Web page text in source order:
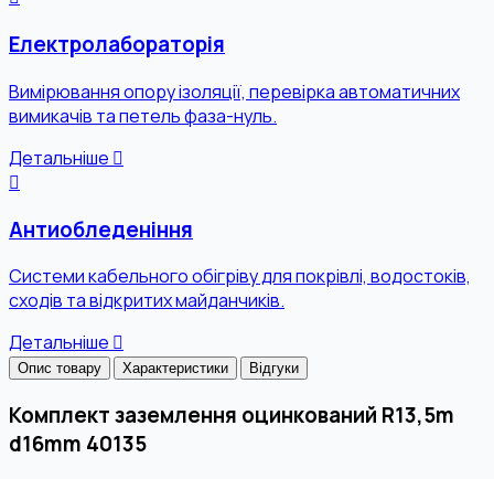
Електролабораторія
Вимірювання опору ізоляції, перевірка автоматичних
вимикачів та петель фаза-нуль.
Детальніше
Антиобледеніння
Системи кабельного обігріву для покрівлі, водостоків,
сходів та відкритих майданчиків.
Детальніше
Опис товару Характеристики Відгуки
Комплект заземлення оцинкований R13,5m
d16mm 40135